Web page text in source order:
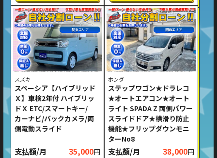
関東エリア
スズキ
スペーシア【ハイブリッド
Ｘ】車検2年付 ハイブリッ
ドＸ ETC/スマートキー/
カーナビ/バックカメラ/両
側電動スライド
支払額/月 35,000円
関西エリア
ホンダ
ステップワゴン★ドラレコ
★オートエアコン★オート
ライト SPADA Z 両側パワー
スライドドア★横滑り防止
機能★フリップダウンモニ
ターNo8
支払額/月 38,000円